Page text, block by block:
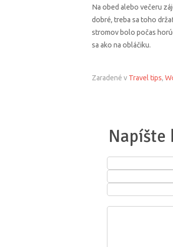
Na obed alebo večeru
dobré, treba sa toho
stromov bolo počas
sa ako na obláčiku.
Zaradené v Travel tips,
Napíšte